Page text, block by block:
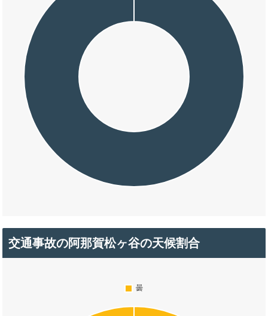
交通事故の阿那賀松ヶ谷の天候割合